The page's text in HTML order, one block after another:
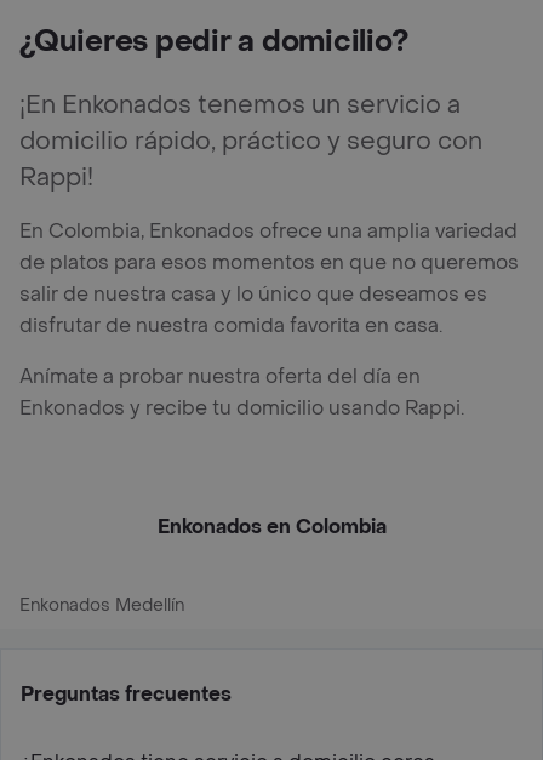
¿Quieres pedir a domicilio?
¡En Enkonados tenemos un servicio a
domicilio rápido, práctico y seguro con
Rappi!
En Colombia, Enkonados ofrece una amplia variedad
de platos para esos momentos en que no queremos
salir de nuestra casa y lo único que deseamos es
disfrutar de nuestra comida favorita en casa.
Anímate a probar nuestra oferta del día en
Enkonados y recibe tu domicilio usando Rappi.
Enkonados en Colombia
Enkonados Medellín
Preguntas frecuentes